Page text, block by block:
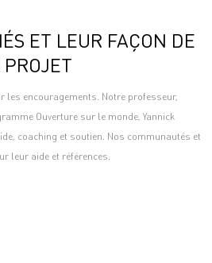
ET LEUR FAÇON DE
les encouragements. Notre professeur,
Ouverture sur le monde, Yannick
coaching et soutien. Nos communautés et
leur aide et références.